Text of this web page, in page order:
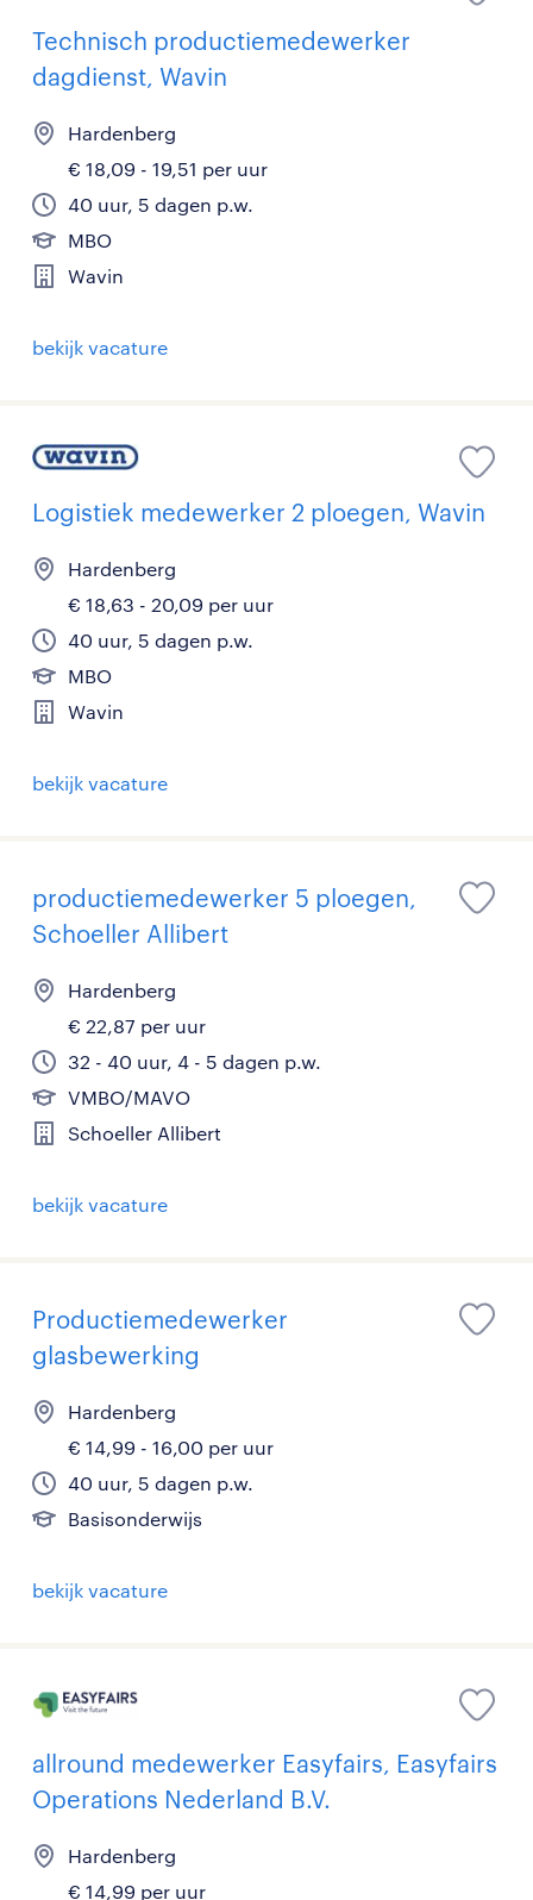
Technisch productiemedewerker
dagdienst, Wavin
Hardenberg
€ 18,09 - 19,51 per uur
40 uur, 5 dagen p.w.
MBO
Wavin
bekijk vacature
Logistiek medewerker 2 ploegen, Wavin
Hardenberg
€ 18,63 - 20,09 per uur
40 uur, 5 dagen p.w.
MBO
Wavin
bekijk vacature
productiemedewerker 5 ploegen,
Schoeller Allibert
Hardenberg
€ 22,87 per uur
32 - 40 uur, 4 - 5 dagen p.w.
VMBO/MAVO
Schoeller Allibert
bekijk vacature
Productiemedewerker
glasbewerking
Hardenberg
€ 14,99 - 16,00 per uur
40 uur, 5 dagen p.w.
Basisonderwijs
bekijk vacature
allround medewerker Easyfairs, Easyfairs
Operations Nederland B.V.
Hardenberg
€ 14,99 per uur